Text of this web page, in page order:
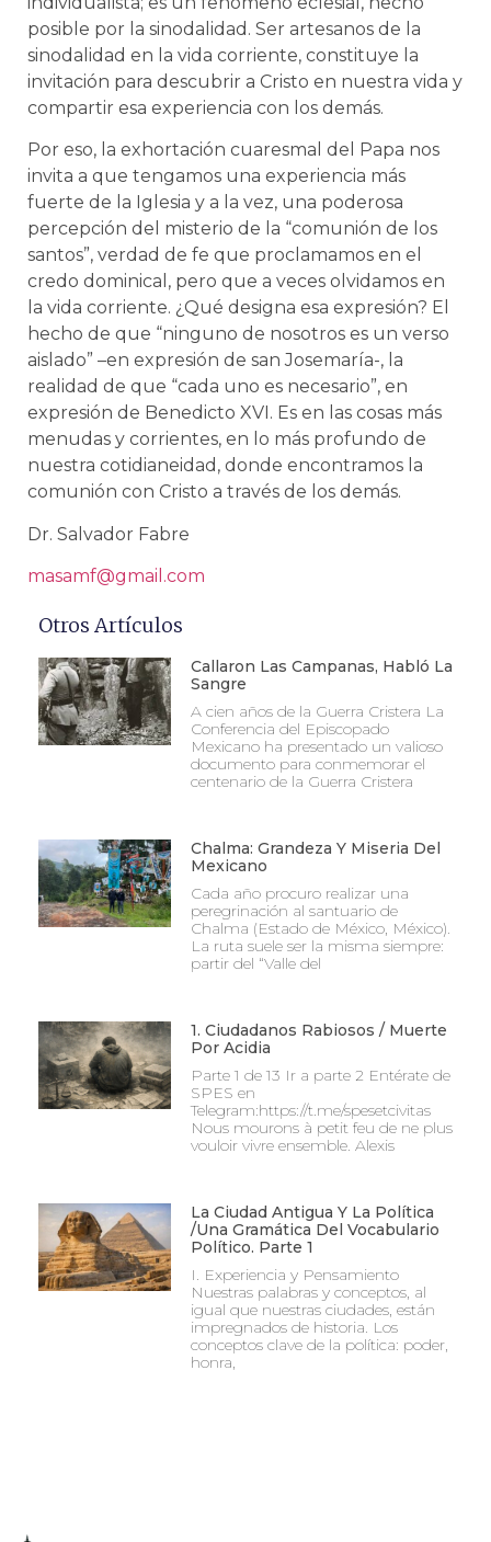
posible por la sinodalidad. Ser artesanos de la
sinodalidad en la vida corriente, constituye la
invitación para descubrir a Cristo en nuestra vida y
compartir esa experiencia con los demás.
Por eso, la exhortación cuaresmal del Papa nos
invita a que tengamos una experiencia más
fuerte de la Iglesia y a la vez, una poderosa
percepción del misterio de la “comunión de los
santos”, verdad de fe que proclamamos en el
credo dominical, pero que a veces olvidamos en
la vida corriente. ¿Qué designa esa expresión? El
hecho de que “ninguno de nosotros es un verso
aislado” –en expresión de san Josemaría-, la
realidad de que “cada uno es necesario”, en
expresión de Benedicto XVI. Es en las cosas más
menudas y corrientes, en lo más profundo de
nuestra cotidianeidad, donde encontramos la
comunión con Cristo a través de los demás.
Dr. Salvador Fabre
masamf@gmail.com
Otros Artículos
Callaron Las Campanas, Habló La
Sangre
A cien años de la Guerra Cristera La
Conferencia del Episcopado
Mexicano ha presentado un valioso
documento para conmemorar el
centenario de la Guerra Cristera
Chalma: Grandeza Y Miseria Del
Mexicano
Cada año procuro realizar una
peregrinación al santuario de
Chalma (Estado de México, México).
La ruta suele ser la misma siempre:
partir del “Valle del
1. Ciudadanos Rabiosos / Muerte
Por Acidia
Parte 1 de 13 Ir a parte 2 Entérate de
SPES en
Telegram:https://t.me/spesetcivitas
Nous mourons à petit feu de ne plus
vouloir vivre ensemble. Alexis
La Ciudad Antigua Y La Política
/Una Gramática Del Vocabulario
Político. Parte 1
I. Experiencia y Pensamiento
Nuestras palabras y conceptos, al
igual que nuestras ciudades, están
impregnados de historia. Los
conceptos clave de la política: poder,
honra,